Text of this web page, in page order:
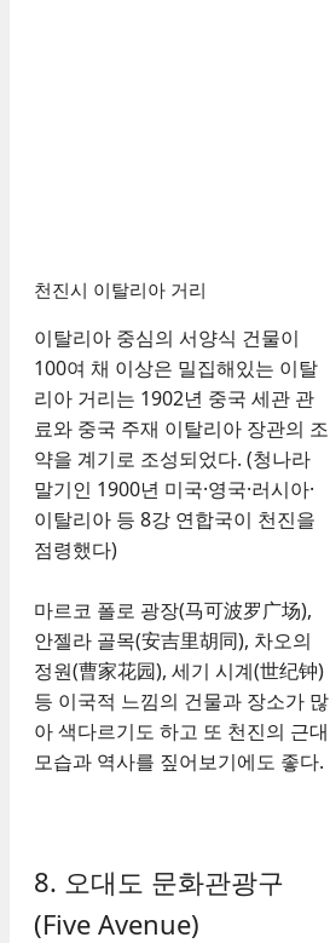
천진시 이탈리아 거리
이탈리아 중심의 서양식 건물이
100여 채 이상은 밀집해있는 이탈
리아 거리는 1902년 중국 세관 관
료와 중국 주재 이탈리아 장관의 조
약을 계기로 조성되었다. (청나라
말기인 1900년 미국·영국·러시아·
이탈리아 등 8강 연합국이 천진을
점령했다)
마르코 폴로 광장(马可波罗广场),
안젤라 골목(安吉里胡同), 차오의
정원(曹家花园), 세기 시계(世纪钟)
등 이국적 느낌의 건물과 장소가 많
아 색다르기도 하고 또 천진의 근대
모습과 역사를 짚어보기에도 좋다.
8. 오대도 문화관광구
(Five Avenue)